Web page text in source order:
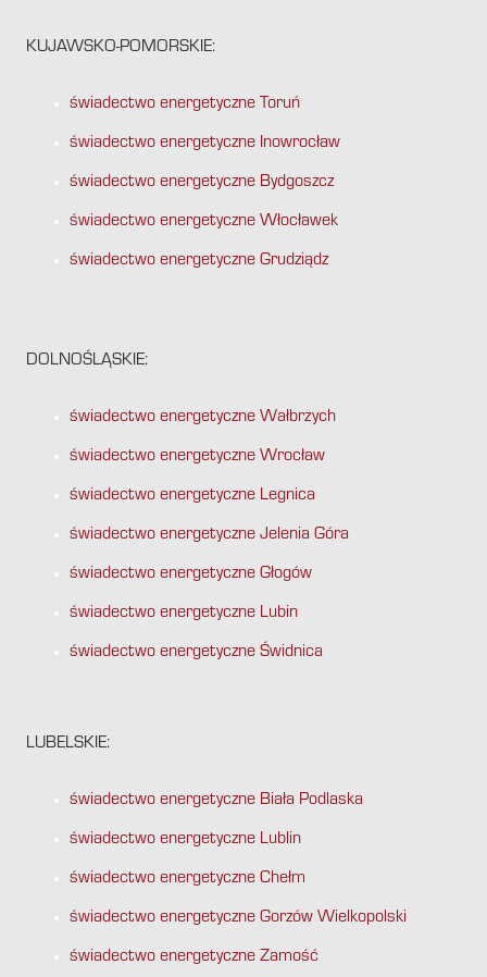
KUJAWSKO-POMORSKIE:
świadectwo energetyczne Toruń
świadectwo energetyczne Inowrocław
świadectwo energetyczne Bydgoszcz
świadectwo energetyczne Włocławek
świadectwo energetyczne Grudziądz
DOLNOŚLĄSKIE:
świadectwo energetyczne Wałbrzych
świadectwo energetyczne Wrocław
świadectwo energetyczne Legnica
świadectwo energetyczne Jelenia Góra
świadectwo energetyczne Głogów
świadectwo energetyczne Lubin
świadectwo energetyczne Świdnica
LUBELSKIE:
świadectwo energetyczne Biała Podlaska
świadectwo energetyczne Lublin
świadectwo energetyczne Chełm
świadectwo energetyczne Gorzów Wielkopolski
świadectwo energetyczne Zamość